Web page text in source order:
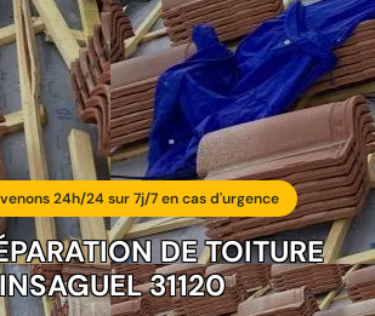
24h/24 sur 7j/7 en cas d'urgence
DE TOITURE
31120